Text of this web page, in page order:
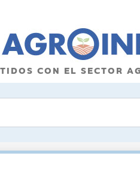
CON EL SECTOR